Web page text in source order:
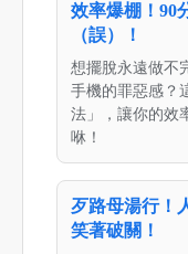
效率爆棚！90
（誤）！
想擺脫永遠做不
手機的罪惡感？
法」，讓你的效
咻！
歹路母湯行！
笑著破關！